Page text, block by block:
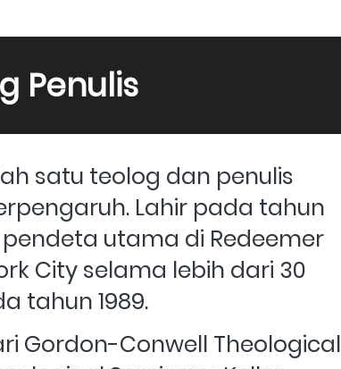
Penulis
satu teolog dan penulis
Lahir pada tahun
utama di Redeemer
City selama lebih dari 30
tahun 1989.
Gordon-Conwell Theological